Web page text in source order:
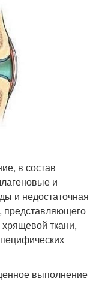
в состав
и
и недостаточная
представляющего
ткани,
выполнение